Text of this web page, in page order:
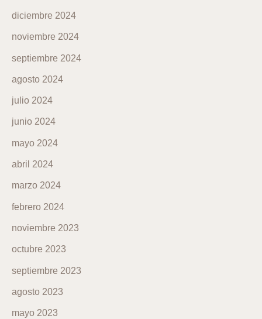
diciembre 2024
noviembre 2024
septiembre 2024
agosto 2024
julio 2024
junio 2024
mayo 2024
abril 2024
marzo 2024
febrero 2024
noviembre 2023
octubre 2023
septiembre 2023
agosto 2023
mayo 2023